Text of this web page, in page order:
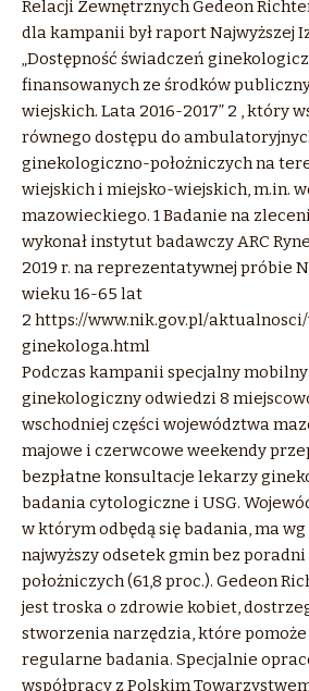
Relacji Zewnętrznych Gedeon
dla kampanii był raport Najwyższej
„Dostępność świadczeń
finansowanych ze środków
wiejskich. Lata 2016-2017” 2 , który
równego dostępu do
ginekologiczno-położniczych na
wiejskich i miejsko-wiejskich, m.in.
mazowieckiego. 1 Badanie na
wykonał instytut badawczy ARC
2019 r. na reprezentatywnej próbie
wieku 16-65 lat
2 https://www.nik.gov.pl/
ginekologa.html
Podczas kampanii specjalny
ginekologiczny odwiedzi 8
wschodniej części województwa
majowe i czerwcowe weekendy
bezpłatne konsultacje lekarzy
badania cytologiczne i USG.
w którym odbędą się badania, ma
najwyższy odsetek gmin bez
położniczych (61,8 proc.). Gedeon
jest troska o zdrowie kobiet,
stworzenia narzędzia, które pomoże
regularne badania. Specjalnie
współpracy z Polskim